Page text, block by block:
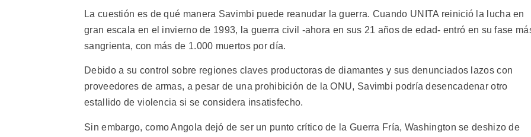
La cuestión es de qué manera Savimbi puede reanudar la guerra. Cuando UNITA reinició la lucha en
gran escala en el invierno de 1993, la guerra civil -ahora en sus 21 años de edad- entró en su fase
sangrienta, con más de 1.000 muertos por día.
Debido a su control sobre regiones claves productoras de diamantes y sus denunciados lazos con
proveedores de armas, a pesar de una prohibición de la ONU, Savimbi podría desencadenar otro
estallido de violencia si se considera insatisfecho.
Sin embargo, como Angola dejó de ser un punto crítico de la Guerra Fría, Washington se deshizo de